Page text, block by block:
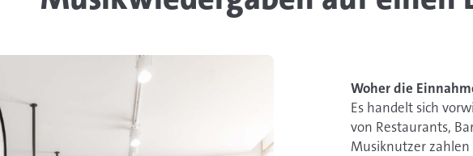
Woher die
​​Es handelt sich
von Restaurants,
Musiknutzer